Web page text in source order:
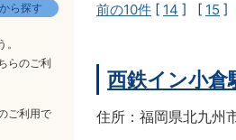
ら探す
らのご利
ご利用で
前の10件 [ 14 ] [ 15 ]
西鉄イン小倉
住所：福岡県北九州